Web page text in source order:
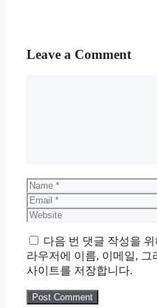
Leave a Comment
Name
Email
Website
다음 번 댓글 작성을 위
라우저에 이름, 이메일, 그
사이트를 저장합니다.